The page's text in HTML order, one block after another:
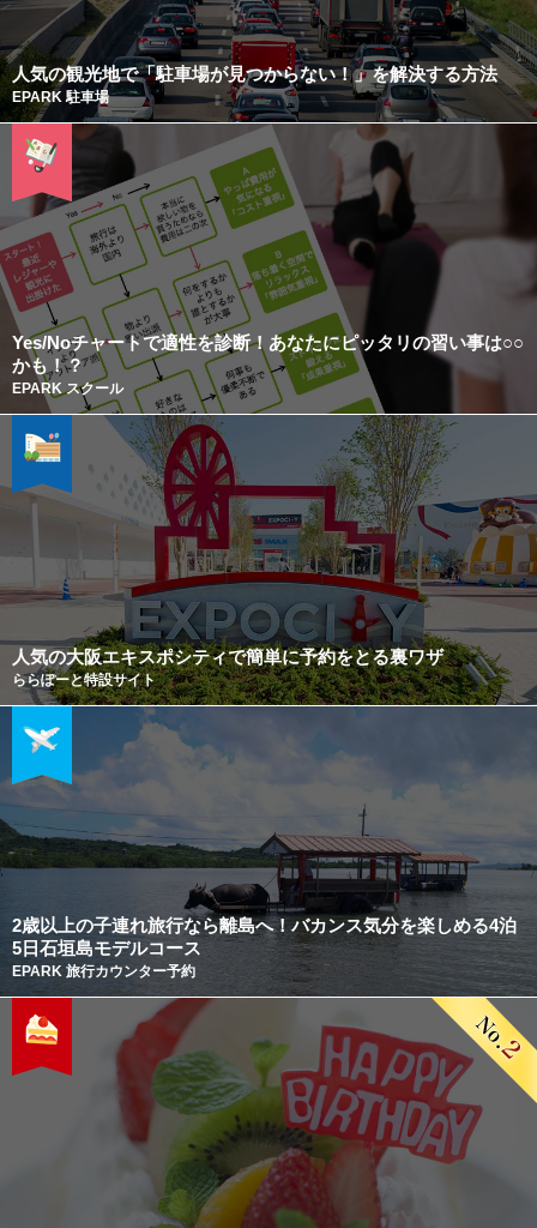
人気の観光地で「駐車場が見つからない！」を解決する方法
EPARK 駐車場
Yes/Noチャートで適性を診断！あなたにピッタリの習い事は○○
かも！？
EPARK スクール
人気の大阪エキスポシティで簡単に予約をとる裏ワザ
ららぽーと特設サイト
2歳以上の子連れ旅行なら離島へ！バカンス気分を楽しめる4泊
5日石垣島モデルコース
EPARK 旅行カウンター予約